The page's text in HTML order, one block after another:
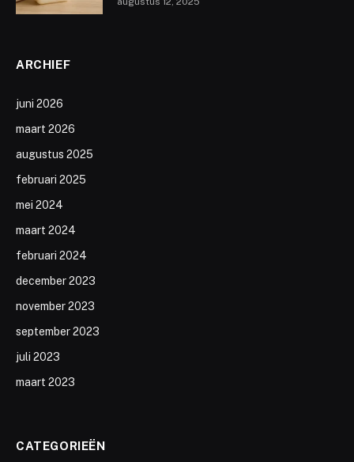
ARCHIEF
juni 2026
maart 2026
augustus 2025
februari 2025
mei 2024
maart 2024
februari 2024
december 2023
november 2023
september 2023
juli 2023
maart 2023
CATEGORIEËN